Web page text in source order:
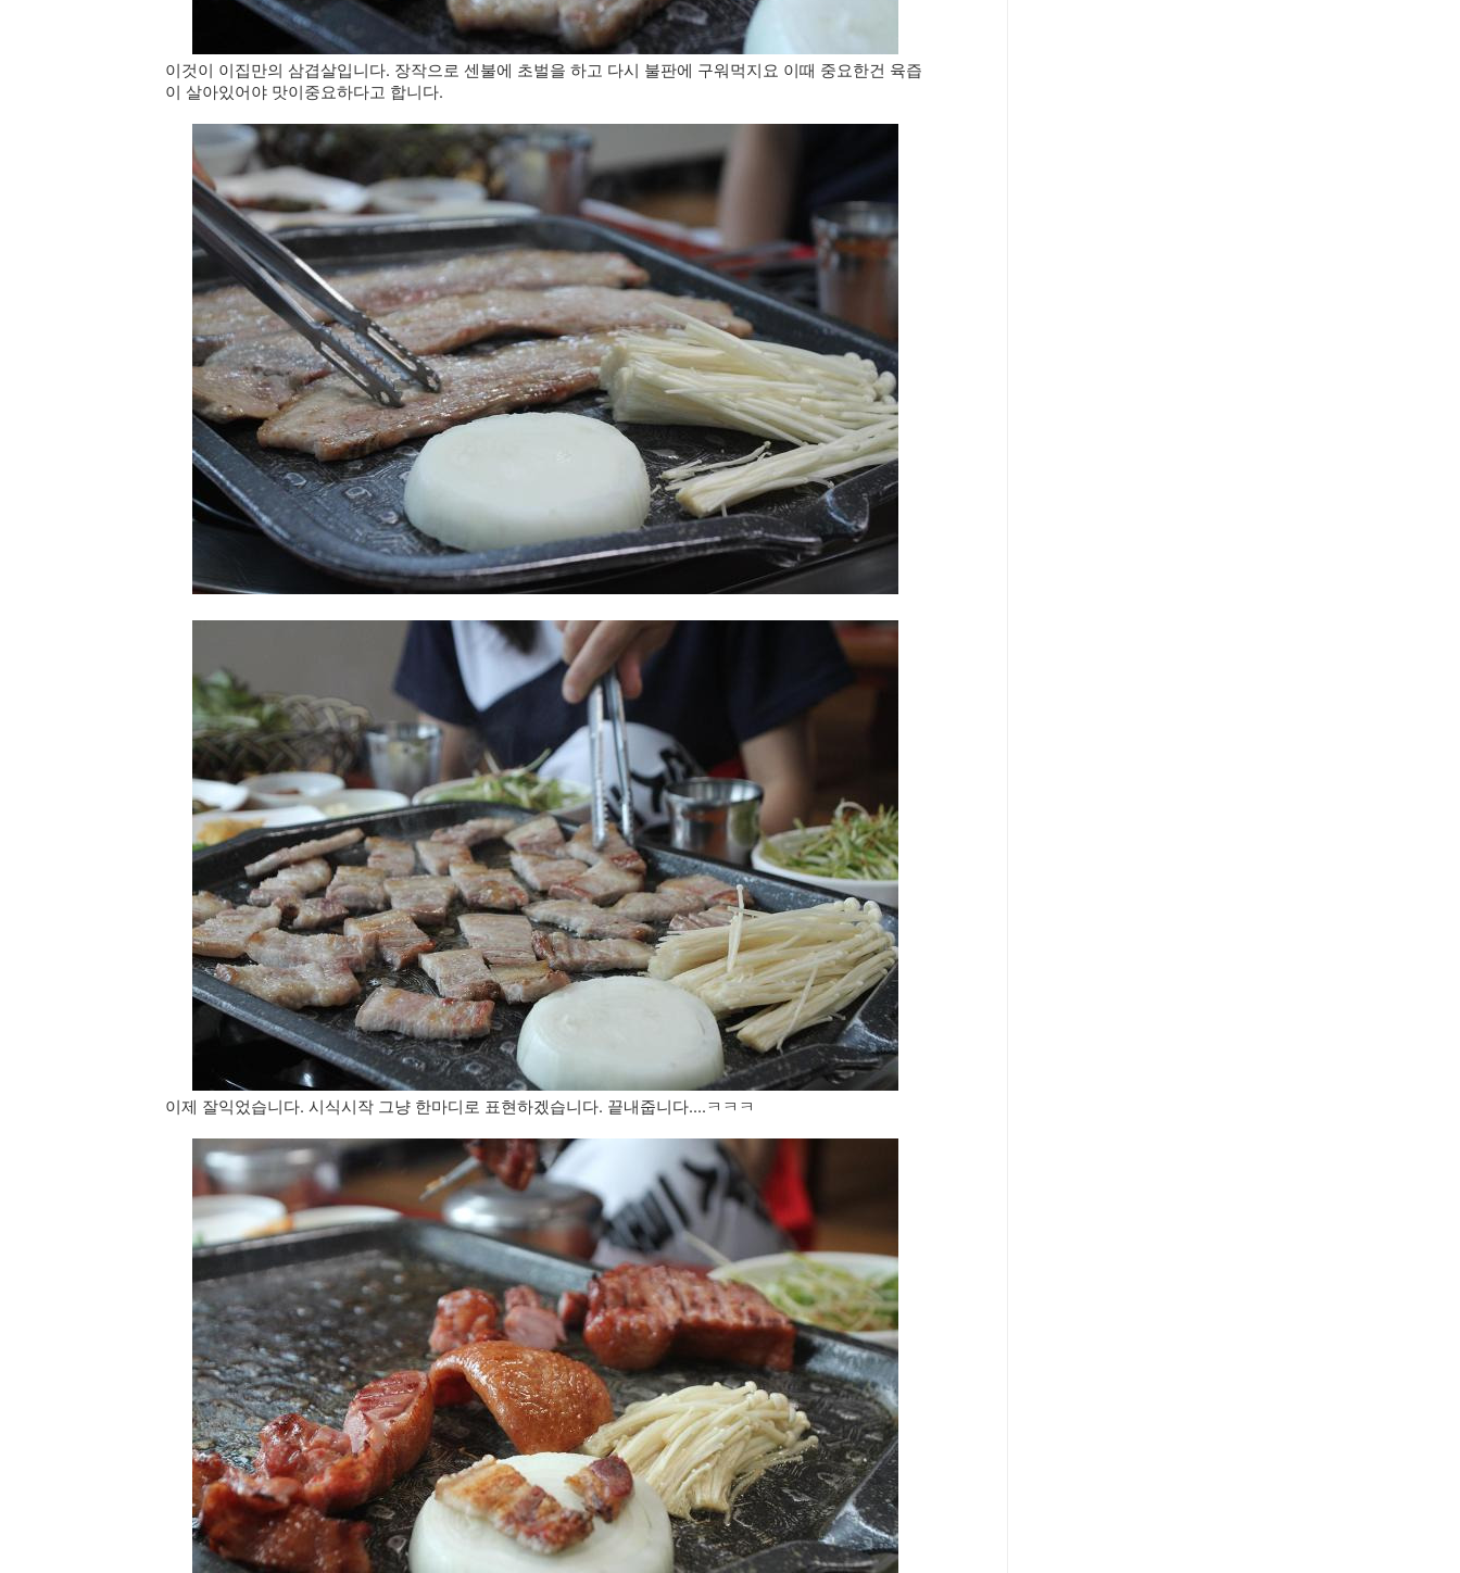
이것이 이집만의 삼겹살입니다. 장작으로 센불에 초벌을 하고 다시 불판에 구워먹지요 이때 중요한건 육즙
이 살아있어야 맛이중요하다고 합니다.
이제 잘익었습니다. 시식시작 그냥 한마디로 표현하겠습니다. 끝내줍니다....ㅋㅋㅋ